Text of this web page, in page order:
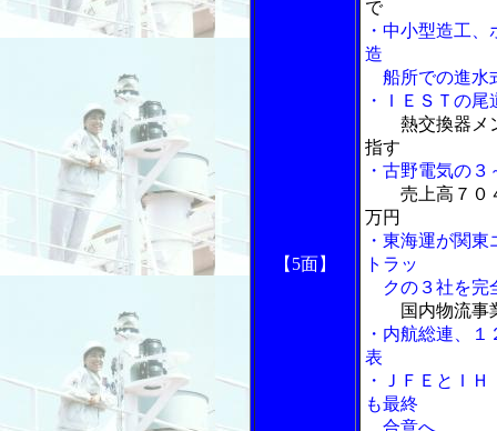
【5面】
で
・中小型造工
造
船所での進水
・ＩＥＳＴの
熱交換器メ
指す
・古野電気の
売上高７０
万円
・東海運が関
トラッ
クの３社を完
国内物流事
・内航総連、
表
・ＪＦＥとＩ
も最終
合意へ